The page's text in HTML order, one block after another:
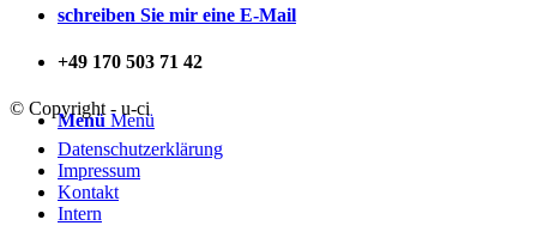
Menü Menü
schreiben Sie mir eine E-Mail
+49 170 503 71 42
© Copyright - u-ci
Datenschutzerklärung
Impressum
Kontakt
Intern